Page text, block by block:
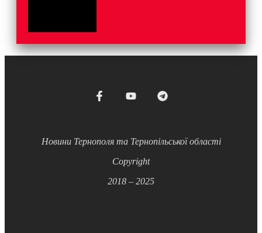
Новини Тернополя та Тернопільської області
Copyright
2018 – 2025